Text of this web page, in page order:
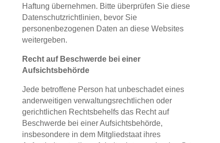
Haftung übernehmen. Bitte überprüfen Sie diese
Datenschutzrichtlinien, bevor Sie
personenbezogenen Daten an diese Websites
weitergeben.
Recht auf Beschwerde bei einer
Aufsichtsbehörde
Jede betroffene Person hat unbeschadet eines
anderweitigen verwaltungsrechtlichen oder
gerichtlichen Rechtsbehelfs das Recht auf
Beschwerde bei einer Aufsichtsbehörde,
insbesondere in dem Mitgliedstaat ihres